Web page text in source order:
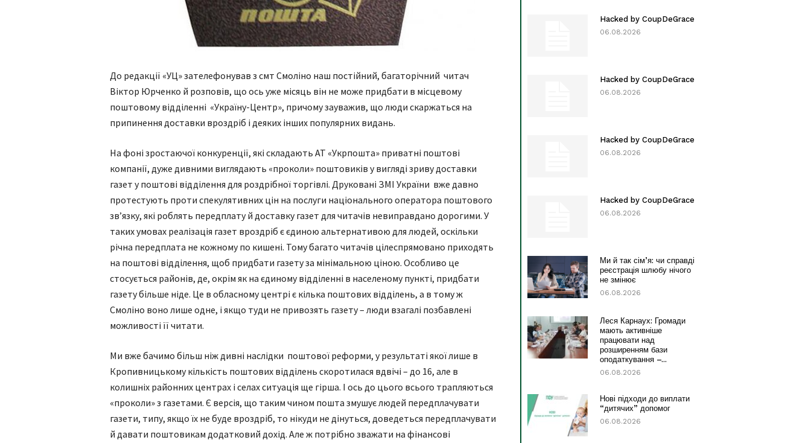
До редакції «УЦ» зателефонував з смт Смоліно наш постійний, багаторічний читач
Віктор Юрченко й розповів, що ось уже місяць він не може придбати в місцевому
поштовому відділенні «Україну-Центр», причому зауважив, що люди скаржаться на
припинення доставки вроздріб і деяких інших популярних видань.
На фоні зростаючої конкуренції, які складають АТ «Укрпошта» приватні поштові
компанії, дуже дивними виглядають «проколи» поштовиків у вигляді зриву доставки
газет у поштові відділення для роздрібної торгівлі. Друковані ЗМІ України вже давно
протестують проти спекулятивних цін на послуги національного оператора поштового
зв’язку, які роблять передплату й доставку газет для читачів невиправдано дорогими. У
таких умовах реалізація газет вроздріб є єдиною альтернативою для людей, оскільки
річна передплата не кожному по кишені. Тому багато читачів цілеспрямовано приходять
на поштові відділення, щоб придбати газету за мінімальною ціною. Особливо це
стосується районів, де, окрім як на єдиному відділенні в населеному пункті, придбати
газету більше ніде. Це в обласному центрі є кілька поштових відділень, а в тому ж
Смоліно воно лише одне, і якщо туди не привозять газету – люди взагалі позбавлені
можливості її читати.
Ми вже бачимо більш ніж дивні наслідки поштової реформи, у результаті якої лише в
Кропивницькому кількість поштових відділень скоротилася вдвічі – до 16, але в
колишніх районних центрах і селах ситуація ще гірша. І ось до цього всього трапляються
«проколи» з газетами. Є версія, що таким чином пошта змушує людей передплачувати
газети, типу, якщо їх не буде вроздріб, то нікуди не дінуться, доведеться передплачувати
й давати поштовикам додатковий дохід. Але ж потрібно зважати на фінансові
Hacked by CoupDeGrace
06.08.2026
Hacked by CoupDeGrace
06.08.2026
Hacked by CoupDeGrace
06.08.2026
Hacked by CoupDeGrace
06.08.2026
Ми й так сім’я: чи справді
реєстрація шлюбу нічого
не змінює
06.08.2026
Леся Карнаух: Громади
мають активніше
працювати над
розширенням бази
оподаткування –...
06.08.2026
Нові підходи до виплати
“дитячих” допомог
06.08.2026